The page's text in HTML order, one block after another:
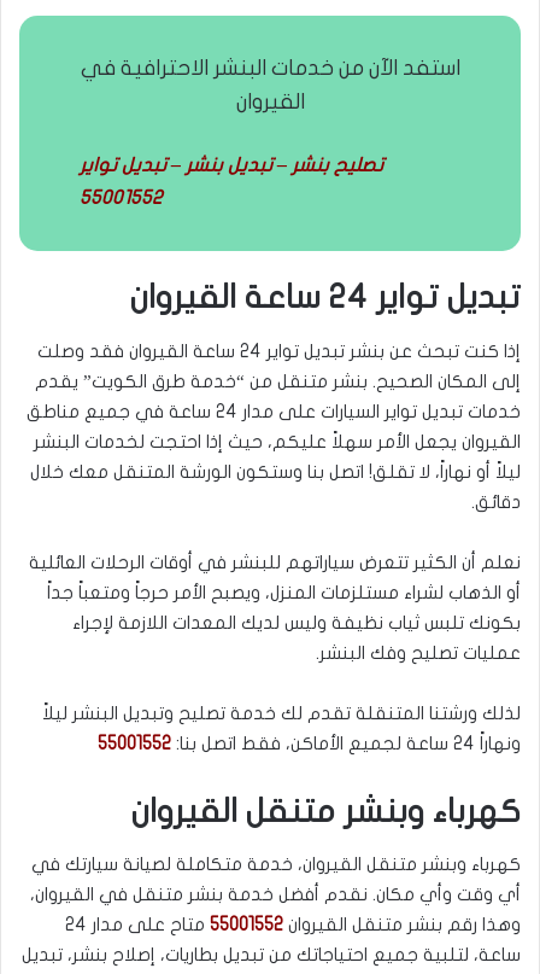
استفد الآن من خدمات البنشر الاحترافية في
القيروان
تصليح بنشر – تبديل بنشر – تبديل تواير
55001552
تبديل تواير 24 ساعة القيروان
إذا كنت تبحث عن بنشر تبديل تواير 24 ساعة القيروان فقد وصلت
إلى المكان الصحيح. بنشر متنقل من “خدمة طرق الكويت” يقدم
خدمات تبديل تواير السيارات على مدار 24 ساعة في جميع مناطق
القيروان يجعل الأمر سهلاً عليكم، حيث إذا احتجت لخدمات البنشر
ليلاً أو نهاراً، لا تقلق! اتصل بنا وستكون الورشة المتنقل معك خلال
دقائق.
نعلم أن الكثير تتعرض سياراتهم للبنشر في أوقات الرحلات العائلية
أو الذهاب لشراء مستلزمات المنزل، ويصبح الأمر حرجاً ومتعباً جداً
بكونك تلبس ثياب نظيفة وليس لديك المعدات اللازمة لإجراء
عمليات تصليح وفك البنشر.
لذلك ورشتنا المتنقلة تقدم لك خدمة تصليح وتبديل البنشر ليلاً
ونهاراً 24 ساعة لجميع الأماكن، فقط اتصل بنا:
55001552
كهرباء وبنشر متنقل القيروان
كهرباء وبنشر متنقل القيروان، خدمة متكاملة لصيانة سيارتك في
أي وقت وأي مكان. نقدم أفضل خدمة بنشر متنقل في القيروان،
وهذا رقم بنشر متنقل القيروان 55001552
متاح على مدار 24
ساعة، لتلبية جميع احتياجاتك من تبديل بطاريات، إصلاح بنشر، تبديل